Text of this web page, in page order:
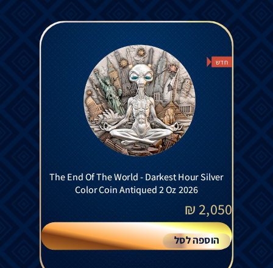
חדש
The End Of The World - Darkest Hour Silver
Color Coin Antiqued 2 Oz 2026
2,050
₪
הוספה לסל